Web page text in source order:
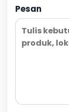
Pesan